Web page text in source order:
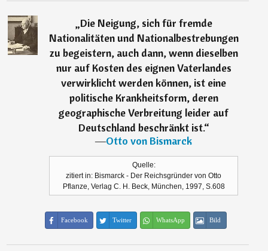
„Die Neigung, sich für fremde
Nationalitäten und Nationalbestrebungen
zu begeistern, auch dann, wenn dieselben
nur auf Kosten des eignen Vaterlandes
verwirklicht werden können, ist eine
politische Krankheitsform, deren
geographische Verbreitung leider auf
Deutschland beschränkt ist.“
―Otto von Bismarck
Quelle:
zitiert in: Bismarck - Der Reichsgründer von Otto
Pflanze, Verlag C. H. Beck, München, 1997, S.608
Facebook Twitter WhatsApp Bild